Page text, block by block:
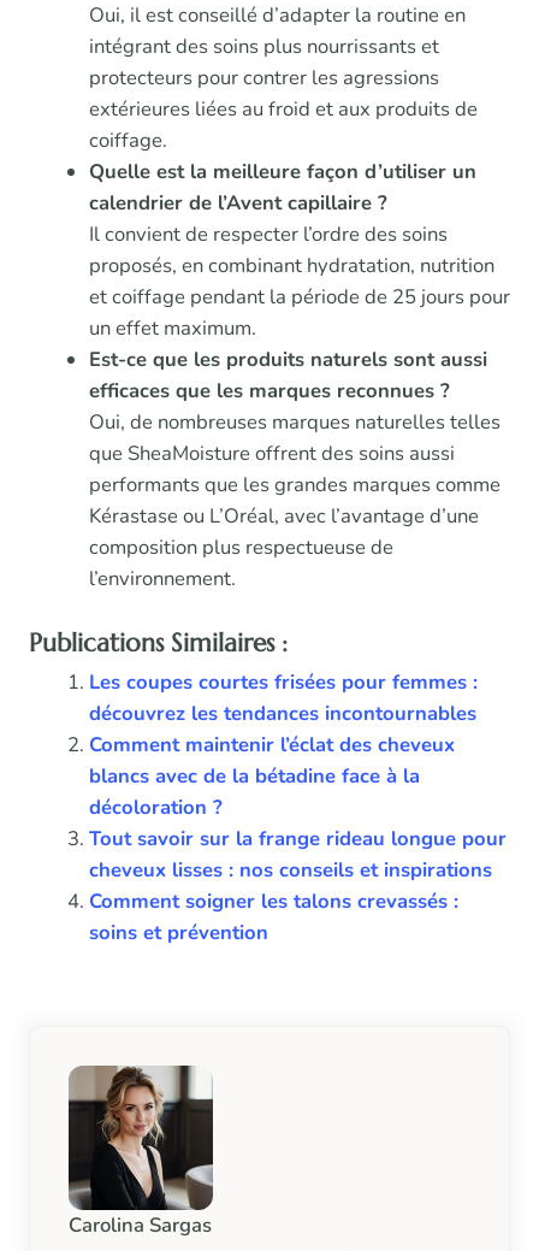
Oui, il est conseillé d’adapter la routine en
intégrant des soins plus nourrissants et
protecteurs pour contrer les agressions
extérieures liées au froid et aux produits de
coiffage.
Quelle est la meilleure façon d’utiliser un
calendrier de l’Avent capillaire ?
Il convient de respecter l’ordre des soins
proposés, en combinant hydratation, nutrition
et coiffage pendant la période de 25 jours pour
un effet maximum.
Est-ce que les produits naturels sont aussi
efficaces que les marques reconnues ?
Oui, de nombreuses marques naturelles telles
que SheaMoisture offrent des soins aussi
performants que les grandes marques comme
Kérastase ou L’Oréal, avec l’avantage d’une
composition plus respectueuse de
l’environnement.
Publications Similaires :
Les coupes courtes frisées pour femmes :
découvrez les tendances incontournables
Comment maintenir l’éclat des cheveux
blancs avec de la bétadine face à la
décoloration ?
Tout savoir sur la frange rideau longue pour
cheveux lisses : nos conseils et inspirations
Comment soigner les talons crevassés :
soins et prévention
Carolina Sargas